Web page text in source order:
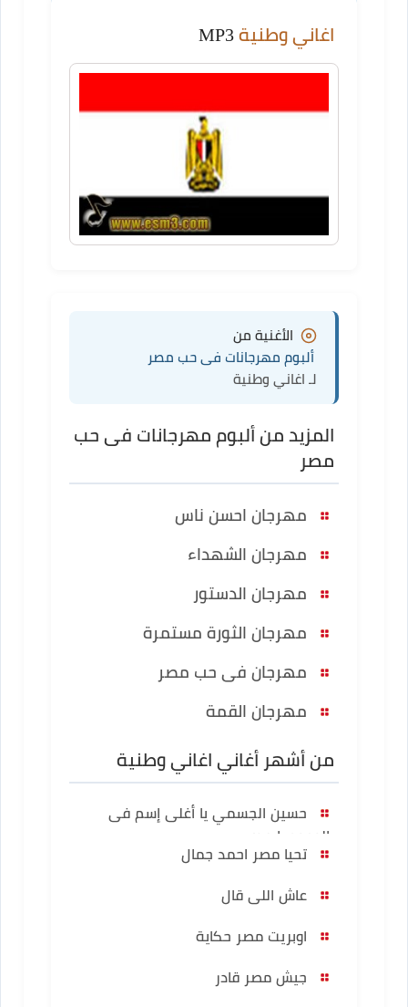
اغاني وطنية
الأغنية من
ألبوم مهرجانات فى حب مصر
لـ اغاني وطنية
المزيد من ألبوم مهرجانات فى حب
مصر
مهرجان احسن ناس
مهرجان الشهداء
مهرجان الدستور
مهرجان الثورة مستمرة
مهرجان فى حب مصر
مهرجان القمة
من أشهر أغاني اغاني وطنية
حسين الجسمي يا أغلى إسم فى
الوجود يا مصر
تحيا مصر احمد جمال
عاش اللى قال
اوبريت مصر حكاية
جيش مصر قادر